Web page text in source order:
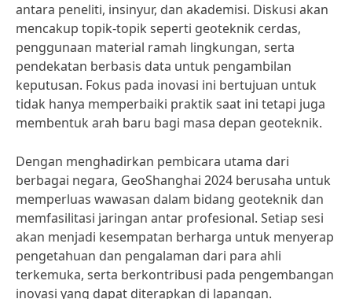
antara peneliti, insinyur, dan akademisi. Diskusi akan
mencakup topik-topik seperti geoteknik cerdas,
penggunaan material ramah lingkungan, serta
pendekatan berbasis data untuk pengambilan
keputusan. Fokus pada inovasi ini bertujuan untuk
tidak hanya memperbaiki praktik saat ini tetapi juga
membentuk arah baru bagi masa depan geoteknik.
Dengan menghadirkan pembicara utama dari
berbagai negara, GeoShanghai 2024 berusaha untuk
memperluas wawasan dalam bidang geoteknik dan
memfasilitasi jaringan antar profesional. Setiap sesi
akan menjadi kesempatan berharga untuk menyerap
pengetahuan dan pengalaman dari para ahli
terkemuka, serta berkontribusi pada pengembangan
inovasi yang dapat diterapkan di lapangan.